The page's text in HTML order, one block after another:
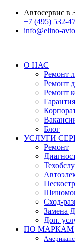
Автосервис в
+7 (495) 532-
info@elino-
О НАС
Ремонт
Ремонт
Ремонт
Гарантия
Блог
УСЛУГИ
Ремонт
Сход-
Замена
Доп.
ПО МАРКАМ